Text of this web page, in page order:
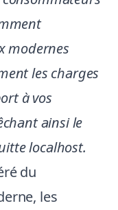
modernes
les charges
à vos
ainsi le
localhost.
du
les